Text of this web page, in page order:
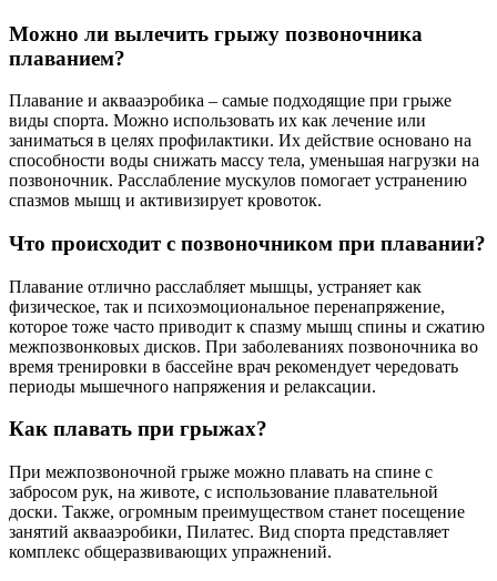
Можно ли вылечить грыжу позвоночника
плаванием?
Плавание и аквааэробика – самые подходящие при грыже
виды спорта. Можно использовать их как лечение или
заниматься в целях профилактики. Их действие основано на
способности воды снижать массу тела, уменьшая нагрузки на
позвоночник. Расслабление мускулов помогает устранению
спазмов мышц и активизирует кровоток.
Что происходит с позвоночником при плавании?
Плавание отлично расслабляет мышцы, устраняет как
физическое, так и психоэмоциональное перенапряжение,
которое тоже часто приводит к спазму мышц спины и сжатию
межпозвонковых дисков. При заболеваниях позвоночника во
время тренировки в бассейне врач рекомендует чередовать
периоды мышечного напряжения и релаксации.
Как плавать при грыжах?
При межпозвоночной грыже можно плавать на спине с
забросом рук, на животе, с использование плавательной
доски. Также, огромным преимуществом станет посещение
занятий аквааэробики, Пилатес. Вид спорта представляет
комплекс общеразвивающих упражнений.